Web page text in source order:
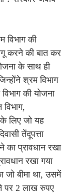
विभाग की
करने की बात कर
के साथ ही
श्रम विभाग
की योजना
लिए जो यह
तेंदूपत्ता
का प्रावधान रखा
रखा गया
जो बीमा था, उसमें
पर 2 लाख रुपए